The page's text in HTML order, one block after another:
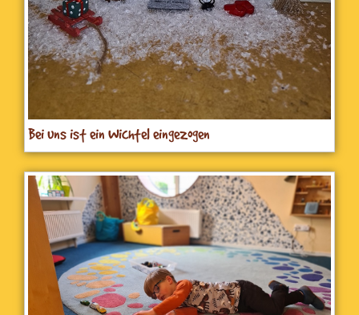
Bei uns ist ein Wichtel eingezogen